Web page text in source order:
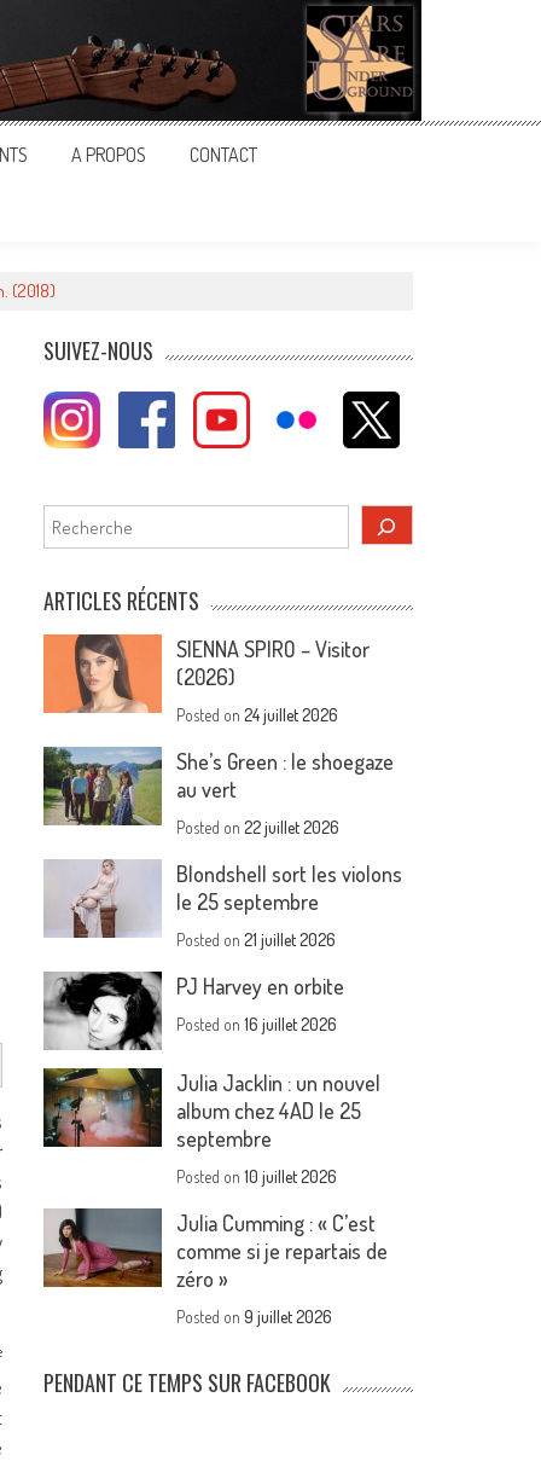
A PROPOS CONTACT
(2018)
SUIVEZ-NOUS
Rechercher
ARTICLES RÉCENTS
SIENNA SPIRO – Visitor
(2026)
Posted on24 juillet 2026
She’s Green : le shoegaze
au vert
Posted on22 juillet 2026
Blondshell sort les violons
le 25 septembre
Posted on21 juillet 2026
PJ Harvey en orbite
Posted on16 juillet 2026
Julia Jacklin : un nouvel
album chez 4AD le 25
septembre
Posted on10 juillet 2026
Julia Cumming : « C’est
comme si je repartais de
zéro »
Posted on9 juillet 2026
PENDANT CE TEMPS SUR FACEBOOK